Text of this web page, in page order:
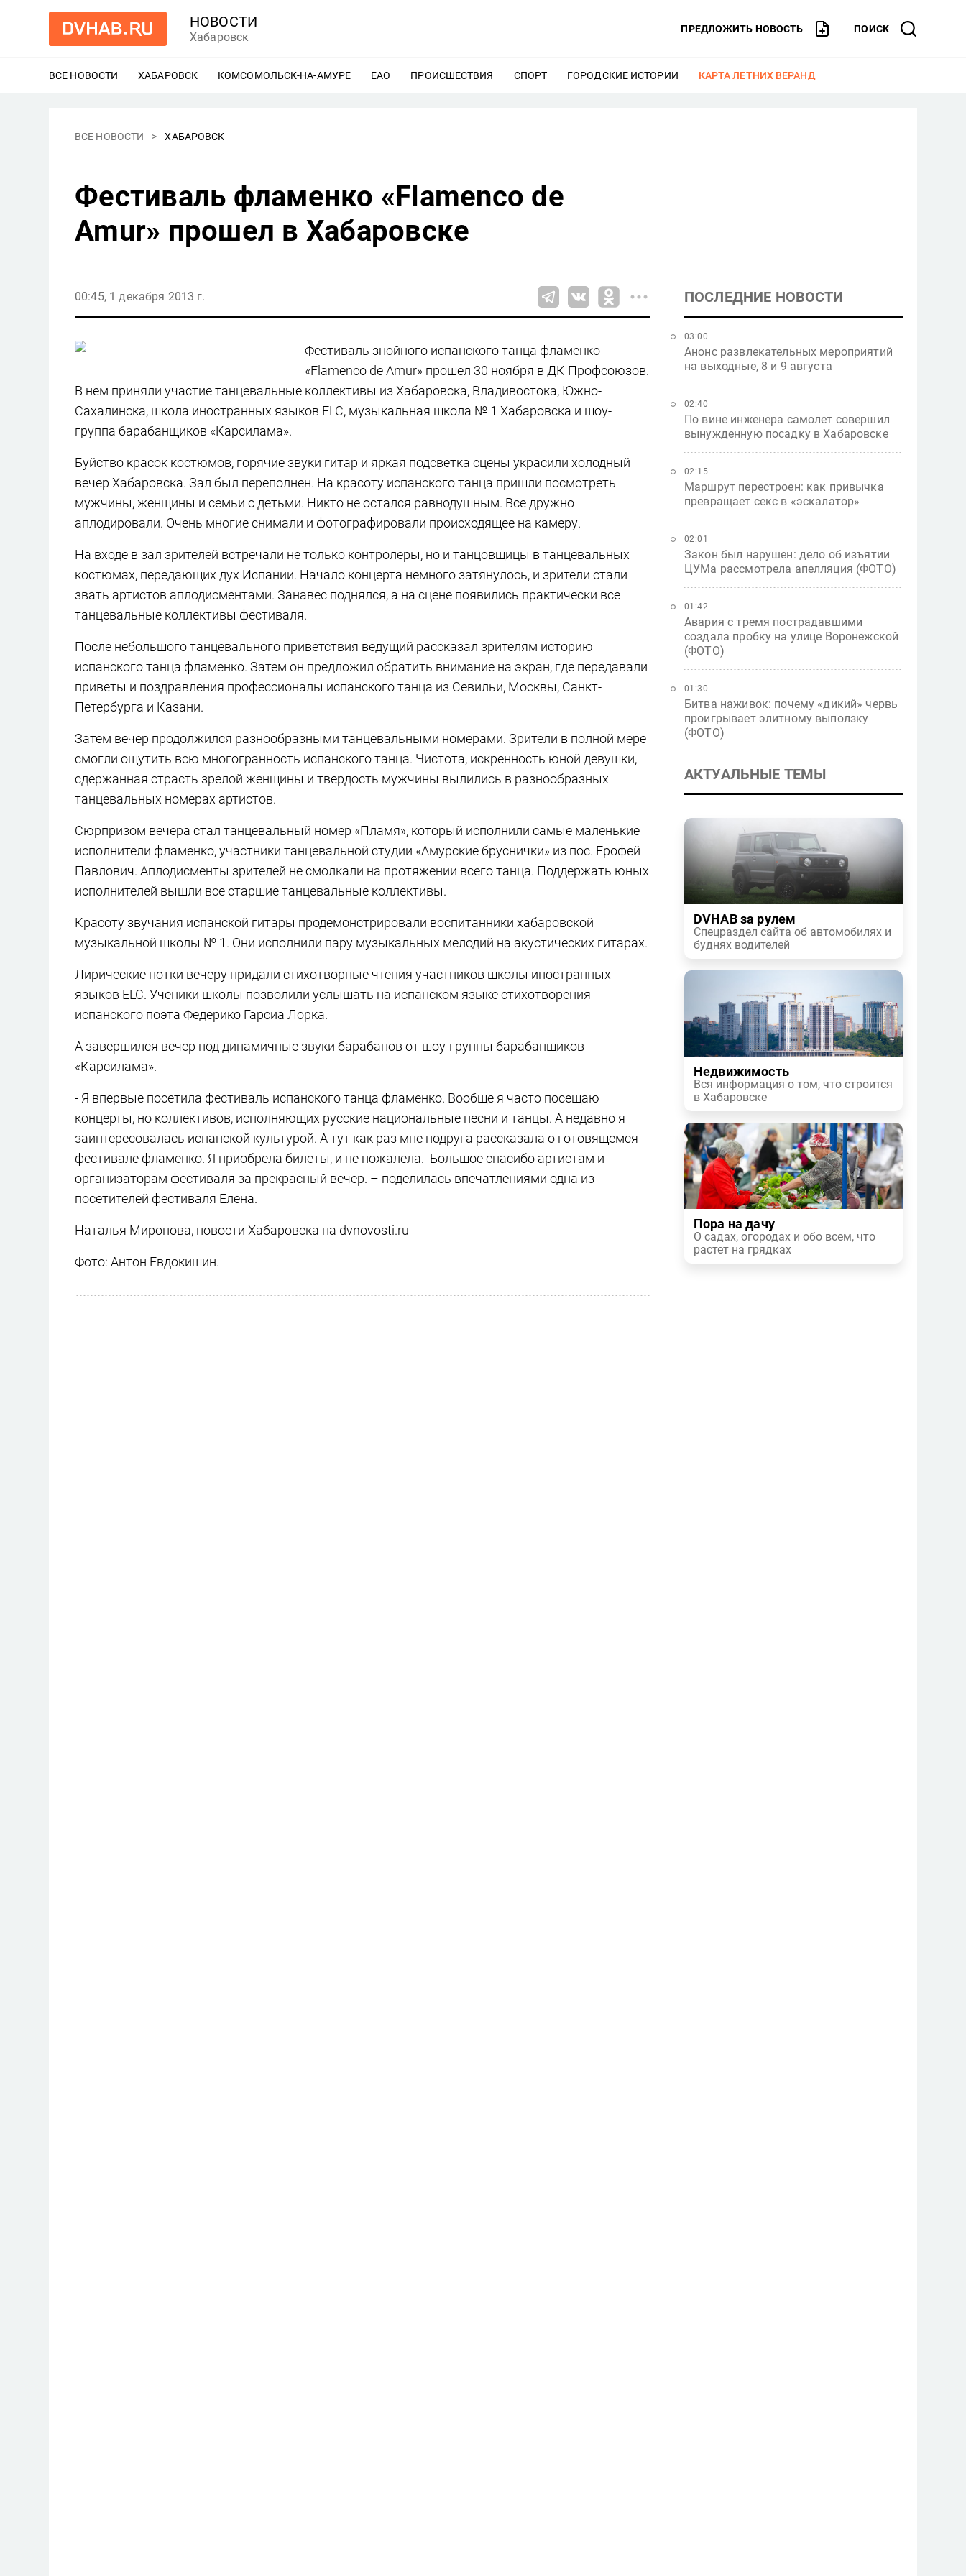
НОВОСТИ
Хабаровск
ПРЕДЛОЖИТЬ НОВОСТЬ ПОИСК
ВСЕ НОВОСТИ ХАБАРОВСК ЕЩЕ
КОМСОМОЛЬСК-НА-АМУРЕ ЕЩЕ
ЕАО ЕЩЕ
ПРОИСШЕСТВИЯ ЕЩЕ
СПОРТ ЕЩЕ
ГОРОДСКИЕ ИСТОРИИ ЕЩЕ
КАРТА ЛЕТНИХ ВЕРАНД
ВСЕ НОВОСТИ ХАБАРОВСК
Фестиваль фламенко «Flamenco de
Amur» прошел в Хабаровске
00:45, 1 декабря 2013 г.
Фестиваль знойного испанского танца фламенко
«Flamenco de Amur» прошел 30 ноября в ДК Профсоюзов.
В нем приняли участие танцевальные коллективы из Хабаровска, Владивостока, Южно-
Сахалинска, школа иностранных языков ELC, музыкальная школа № 1 Хабаровска и шоу-
группа барабанщиков «Карсилама».
Буйство красок костюмов, горячие звуки гитар и яркая подсветка сцены украсили холодный
вечер Хабаровска. Зал был переполнен. На красоту испанского танца пришли посмотреть
мужчины, женщины и семьи с детьми. Никто не остался равнодушным. Все дружно
аплодировали. Очень многие снимали и фотографировали происходящее на камеру.
На входе в зал зрителей встречали не только контролеры, но и танцовщицы в танцевальных
костюмах, передающих дух Испании. Начало концерта немного затянулось, и зрители стали
звать артистов аплодисментами. Занавес поднялся, а на сцене появились практически все
танцевальные коллективы фестиваля.
После небольшого танцевального приветствия ведущий рассказал зрителям историю
испанского танца фламенко. Затем он предложил обратить внимание на экран, где передавали
приветы и поздравления профессионалы испанского танца из Севильи, Москвы, Санкт-
Петербурга и Казани.
Затем вечер продолжился разнообразными танцевальными номерами. Зрители в полной мере
смогли ощутить всю многогранность испанского танца. Чистота, искренность юной девушки,
сдержанная страсть зрелой женщины и твердость мужчины вылились в разнообразных
танцевальных номерах артистов.
Сюрпризом вечера стал танцевальный номер «Пламя», который исполнили самые маленькие
исполнители фламенко, участники танцевальной студии «Амурские бруснички» из пос. Ерофей
Павлович. Аплодисменты зрителей не смолкали на протяжении всего танца. Поддержать юных
исполнителей вышли все старшие танцевальные коллективы.
Красоту звучания испанской гитары продемонстрировали воспитанники хабаровской
музыкальной школы № 1. Они исполнили пару музыкальных мелодий на акустических гитарах.
Лирические нотки вечеру придали стихотворные чтения участников школы иностранных
языков ELC. Ученики школы позволили услышать на испанском языке стихотворения
испанского поэта Федерико Гарсиа Лорка.
А завершился вечер под динамичные звуки барабанов от шоу-группы барабанщиков
«Карсилама».
- Я впервые посетила фестиваль испанского танца фламенко. Вообще я часто посещаю
концерты, но коллективов, исполняющих русские национальные песни и танцы. А недавно я
заинтересовалась испанской культурой. А тут как раз мне подруга рассказала о готовящемся
фестивале фламенко. Я приобрела билеты, и не пожалела. Большое спасибо артистам и
организаторам фестиваля за прекрасный вечер. – поделилась впечатлениями одна из
посетителей фестиваля Елена.
Наталья Миронова, новости Хабаровска на dvnovosti.ru
Фото: Антон Евдокишин.
ПОСЛЕДНИЕ НОВОСТИ
Анонс развлекательных мероприятий
на выходные, 8 и 9 августа
03:00
По вине инженера самолет совершил
вынужденную посадку в Хабаровске
02:40
Маршрут перестроен: как привычка
превращает секс в «эскалатор»
02:15
Закон был нарушен: дело об изъятии
ЦУМа рассмотрела апелляция (ФОТО)
02:01
Авария с тремя пострадавшими
создала пробку на улице Воронежской
(ФОТО)
01:42
Битва наживок: почему «дикий» червь
проигрывает элитному выползку
(ФОТО)
01:30
АКТУАЛЬНЫЕ ТЕМЫ
DVHAB за рулем
Спецраздел сайта об автомобилях и
буднях водителей
Недвижимость
Вся информация о том, что строится
в Хабаровске
Пора на дачу
О садах, огородах и обо всем, что
растет на грядках